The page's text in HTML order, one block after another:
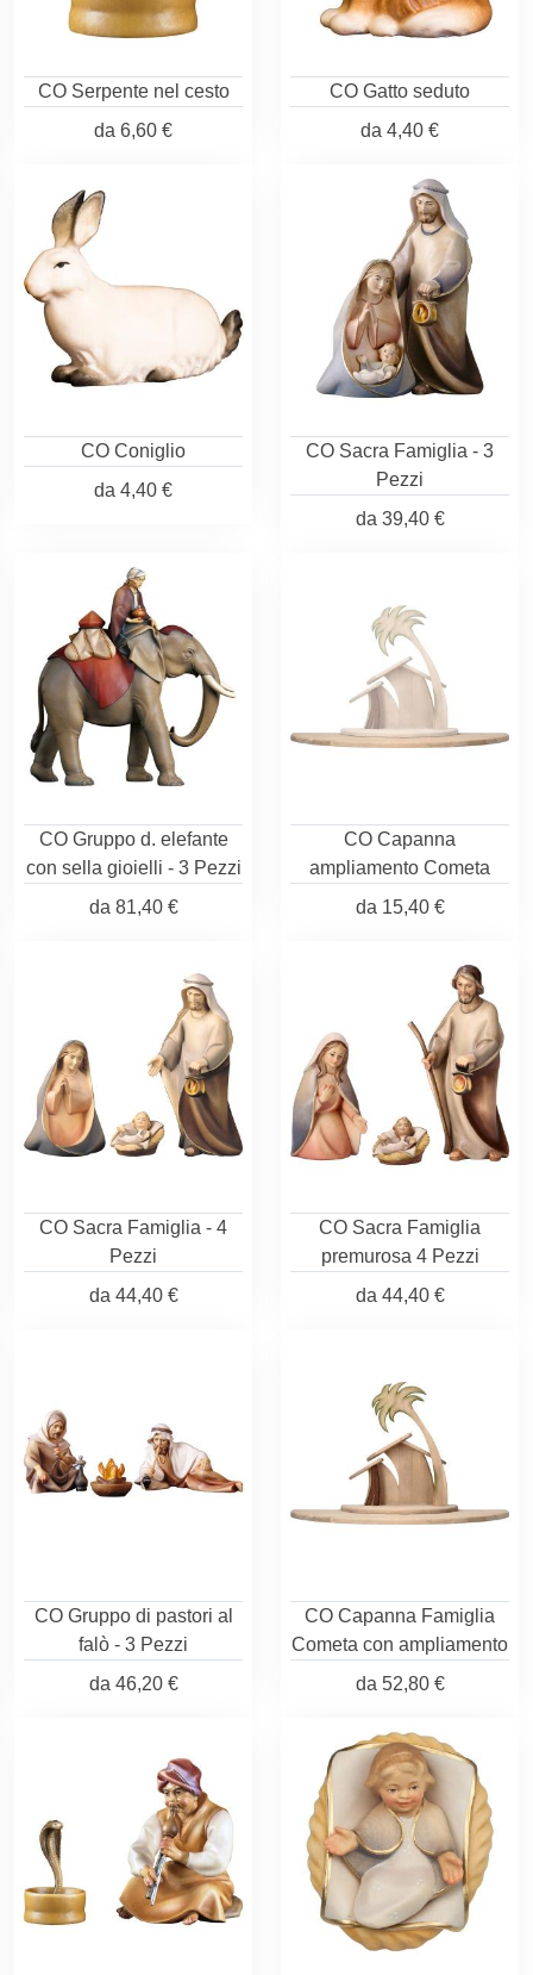
CO Serpente nel cesto
da 6,60 €
CO Gatto seduto
da 4,40 €
CO Coniglio
da 4,40 €
CO Sacra Famiglia - 3
Pezzi
da 39,40 €
CO Gruppo d. elefante
con sella gioielli - 3 Pezzi
da 81,40 €
CO Capanna
ampliamento Cometa
da 15,40 €
CO Sacra Famiglia - 4
Pezzi
da 44,40 €
CO Sacra Famiglia
premurosa 4 Pezzi
da 44,40 €
CO Gruppo di pastori al
falò - 3 Pezzi
da 46,20 €
CO Capanna Famiglia
Cometa con ampliamento
da 52,80 €